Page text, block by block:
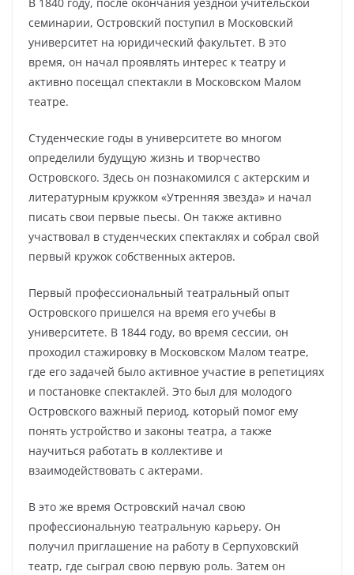
семинарии, Островский поступил в Московский
университет на юридический факультет. В это
время, он начал проявлять интерес к театру и
активно посещал спектакли в Московском Малом
театре.
Студенческие годы в университете во многом
определили будущую жизнь и творчество
Островского. Здесь он познакомился с актерским и
литературным кружком «Утренняя звезда» и начал
писать свои первые пьесы. Он также активно
участвовал в студенческих спектаклях и собрал свой
первый кружок собственных актеров.
Первый профессиональный театральный опыт
Островского пришелся на время его учебы в
университете. В 1844 году, во время сессии, он
проходил стажировку в Московском Малом театре,
где его задачей было активное участие в репетициях
и постановке спектаклей. Это был для молодого
Островского важный период, который помог ему
понять устройство и законы театра, а также
научиться работать в коллективе и
взаимодействовать с актерами.
В это же время Островский начал свою
профессиональную театральную карьеру. Он
получил приглашение на работу в Серпуховский
театр, где сыграл свою первую роль. Затем он